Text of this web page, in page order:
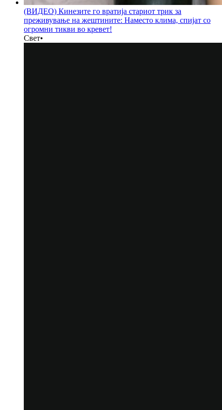
(ВИДЕО) Кинезите го вратија стариот трик за
преживување на жештините: Наместо клима, спијат со
огромни тикви во кревет!
Свет•